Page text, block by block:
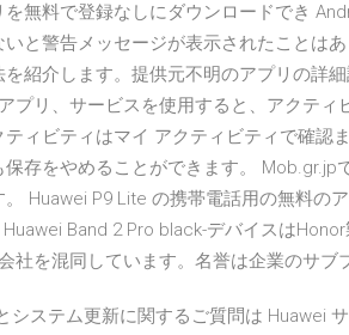
を無料で登録なしにダウンロードでき
と警告メッセージが表示されたことは
紹介します。提供元不明のアプリの詳
プリ、サービスを使用すると、アクテ
ィビティはマイ アクティビティで確認
存をやめることができます。 Mob.gr.jp
。 Huawei P9 Lite の携帯電話用の無料の
Band 2 Pro black-デバイスは
社を混同しています。名誉は企業のサブ
システム更新に関するご質問は Huawei